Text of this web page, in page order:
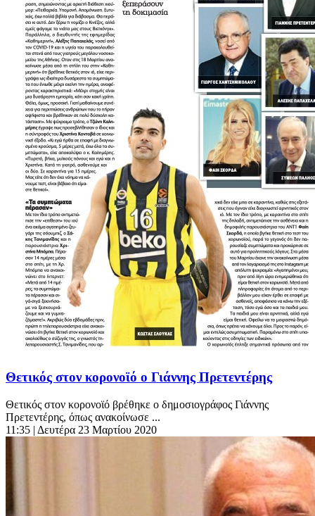
Θετικός στον κορονοϊό ο Γιάννης Πρετεντέρης
Θετικός στον κορονοϊό βρέθηκε ο δημοσιογράφος Γιάννης
Πρετεντέρης, όπως ανακοίνωσε ...
11:35 | Δευτέρα 23 Μαρτίου 2020